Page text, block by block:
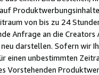
von bis zu 24
Anfrage an die
darstellen. Sofern wir
einen unbestimmten
Vorstehenden